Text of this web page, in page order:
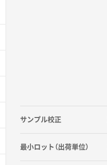
サンプル校正
最小ロット（出荷単位）